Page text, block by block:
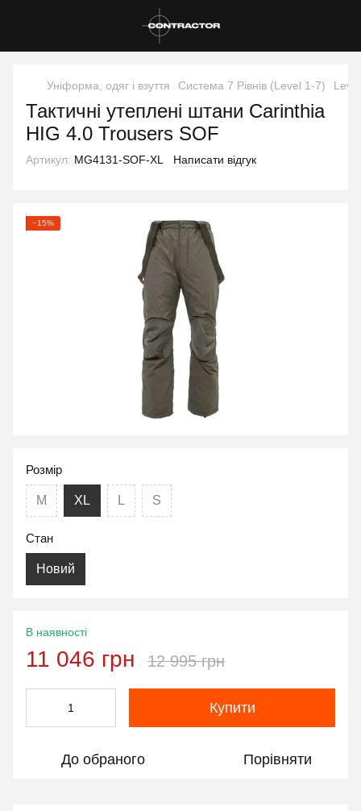
Уніформа, одяг і взуття Система 7 Рівнів (Level 1-7)
Тактичні утеплені штани Carinthia
HIG 4.0 Trousers SOF
Артикул: MG4131-SOF-XL Написати відгук
−15%
Розмір
M XL L S
Стан
Новий
В наявності
11 046 грн 12 995 грн
Купити
До обраного Порівняти